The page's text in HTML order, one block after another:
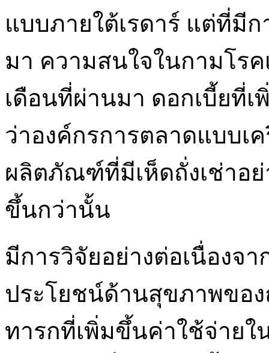
แบบภายใต้เรดาร์ แต่ที่มี
มา ความสนใจในกามโร
เดือนที่ผ่านมา ดอกเบี้ยที่
ว่าองค์กรการตลาดแบบเ
ผลิตภัณฑ์ที่มีเห็ดถั่งเช่าอ
ขึ้นกว่านั้น
มีการวิจัยอย่างต่อเนื่องจ
ประโยชน์ด้านสุขภาพของ
ทารกที่เพิ่มขึ้นค่าใช้จ่าย